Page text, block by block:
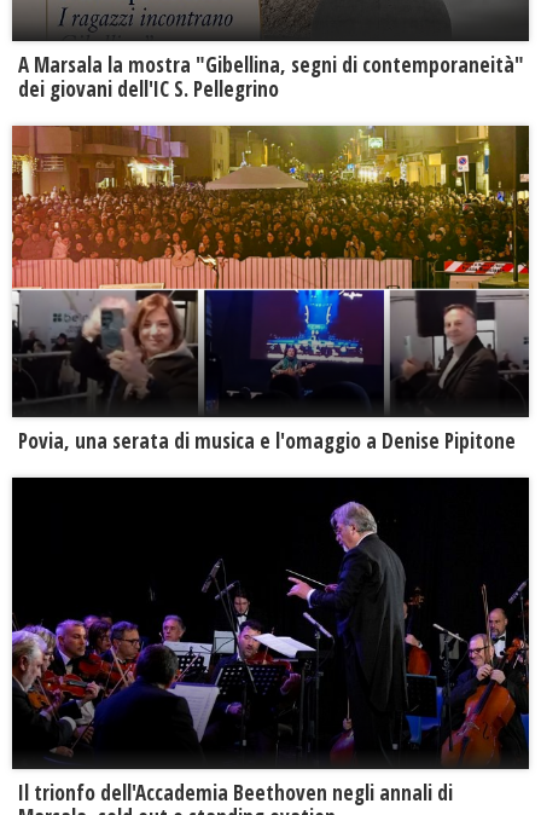
A Marsala la mostra "Gibellina, segni di contemporaneità"
dei giovani dell'IC S. Pellegrino
Povia, una serata di musica e l'omaggio a Denise Pipitone
Il trionfo dell'Accademia Beethoven negli annali di